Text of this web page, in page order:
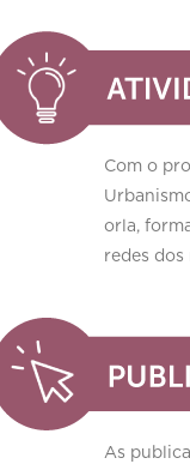
Com o
orla,
redes dos
As